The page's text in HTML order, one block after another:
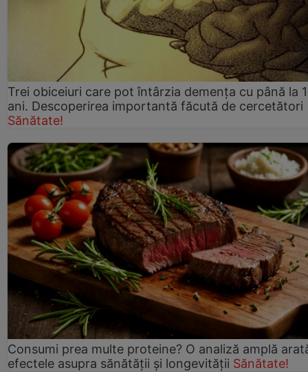
Trei obiceiuri care pot întârzia demența cu până la
ani. Descoperirea importantă făcută de cercetători
Sănătate!
Consumi prea multe proteine? O analiză amplă
efectele asupra sănătății și longevității Sănătate!